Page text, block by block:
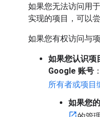
如果您无法访问用
实现的项目，可以
如果您有权访问与
如果您认识项
Google 账号
所有者或项目
如果您